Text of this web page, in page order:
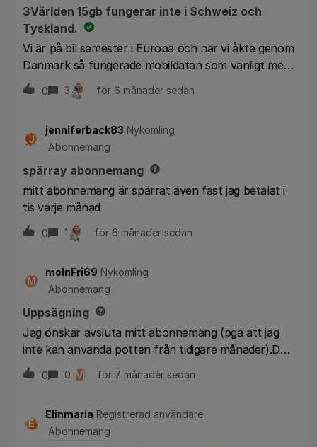
3Världen 15gb fungerar inte i Schweiz och
Tyskland.
Vi är på bil semester i Europa och när vi åkte genom
Danmark så fungerade mobildatan som vanligt men
senare i Tyskland och nu i Schweiz fungerar den
inte alls. Jag vill inte gärna ringa härifrån eftersom
inte fungerar. Bara dryga 2 GB använt av 15gb. Kan
det vara någon gammal inställning om 3dela som är
aktivt och stör? Sitter nu fast i ”hotell wi-fi
fängelset”hör gärna av er så fort som möjligt.
0 3 för 6 månader sedan
J
jenniferback83 Nykomling
Abonnemang
spärray abonnemang
mitt abonnemang är spärrat även fast jag betalat i
tis varje månad
0 1 för 6 månader sedan
M
molnFri69 Nykomling
Abonnemang
Uppsägning
Jag önskar avsluta mitt abonnemang (pga att jag
inte kan använda potten från tidigare månader).Det
är den sista i månaden idag. Betalar jag en
uppsägningsmånad eller inte? Kan jag skicka
0 0 M för 7 månader sedan
E
Elinmaria Registrerad användare
Abonnemang